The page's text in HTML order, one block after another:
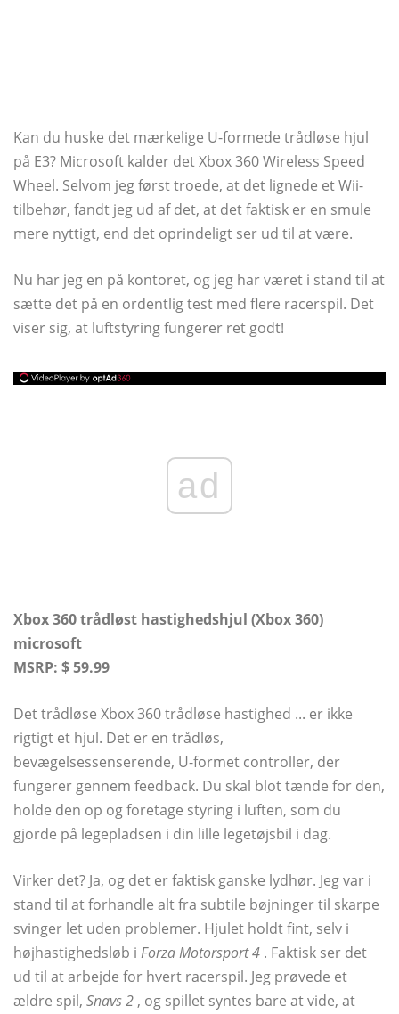
Kan du huske det mærkelige U-formede trådløse hjul
på E3? Microsoft kalder det Xbox 360 Wireless Speed ​​
Wheel. Selvom jeg først troede, at det lignede et Wii-
tilbehør, fandt jeg ud af det, at det faktisk er en smule
mere nyttigt, end det oprindeligt ser ud til at være.
Nu har jeg en på kontoret, og jeg har været i stand til at
sætte det på en ordentlig test med flere racerspil. Det
viser sig, at luftstyring fungerer ret godt!
ad
Xbox 360 trådløst hastighedshjul (Xbox 360)
microsoft
MSRP: $ 59.99
Det trådløse Xbox 360 trådløse hastighed ... er ikke
rigtigt et hjul. Det er en trådløs,
bevægelsessenserende, U-formet controller, der
fungerer gennem feedback. Du skal blot tænde for den,
holde den op og foretage styring i luften, som du
gjorde på legepladsen i din lille legetøjsbil i dag.
Virker det? Ja, og det er faktisk ganske lydhør. Jeg var i
stand til at forhandle alt fra subtile bøjninger til skarpe
svinger let uden problemer. Hjulet holdt fint, selv i
højhastighedsløb i Forza Motorsport 4 . Faktisk ser det
ud til at arbejde for hvert racerspil. Jeg prøvede et
ældre spil, Snavs 2 , og spillet syntes bare at vide, at